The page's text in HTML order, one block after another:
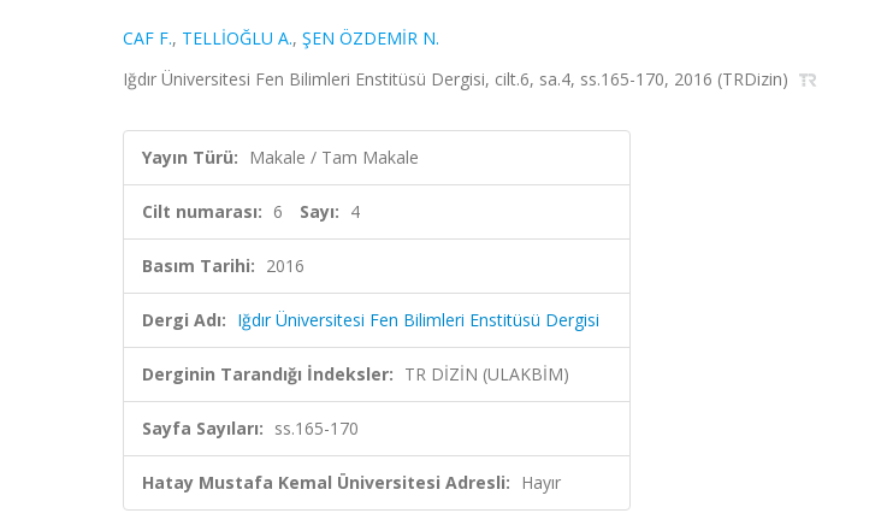
CAF F., TELLİOĞLU A., ŞEN ÖZDEMİR N.
Iğdır Üniversitesi Fen Bilimleri Enstitüsü Dergisi, cilt.6, sa.4, ss.165-170, 2016 (TRDizin)
Yayın Türü: Makale / Tam Makale
Cilt numarası: 6 Sayı: 4
Basım Tarihi: 2016
Dergi Adı: Iğdır Üniversitesi Fen Bilimleri Enstitüsü Dergisi
Derginin Tarandığı İndeksler: TR DİZİN (ULAKBİM)
Sayfa Sayıları: ss.165-170
Hatay Mustafa Kemal Üniversitesi Adresli: Hayır